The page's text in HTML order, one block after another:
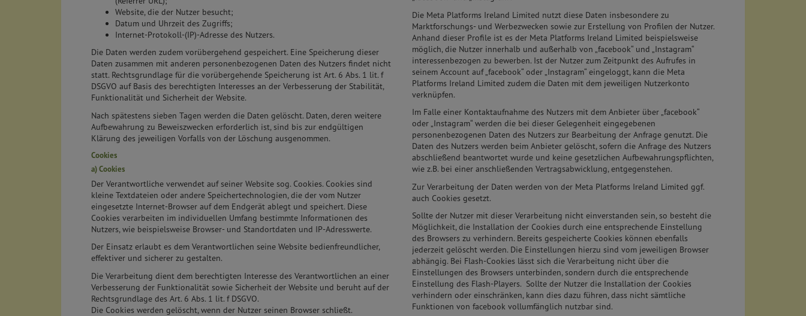
Website, die der Nutzer besucht;
Datum und Uhrzeit des Zugriffs;
Internet-Protokoll-(IP)-Adresse des Nutzers.
Die Daten werden zudem vorübergehend gespeichert. Eine Speicherung dieser
Daten zusammen mit anderen personenbezogenen Daten des Nutzers findet nicht
statt. Rechtsgrundlage für die vorübergehende Speicherung ist Art. 6 Abs. 1 lit. f
DSGVO auf Basis des berechtigten Interesses an der Verbesserung der Stabilität,
Funktionalität und Sicherheit der Website.
Nach spätestens sieben Tagen werden die Daten gelöscht. Daten, deren weitere
Aufbewahrung zu Beweiszwecken erforderlich ist, sind bis zur endgültigen
Klärung des jeweiligen Vorfalls von der Löschung ausgenommen.
Cookies
a) Cookies
Der Verantwortliche verwendet auf seiner Website sog. Cookies. Cookies sind
kleine Textdateien oder andere Speichertechnologien, die der vom Nutzer
eingesetzte Internet-Browser auf dem Endgerät ablegt und speichert. Diese
Cookies verarbeiten im individuellen Umfang bestimmte Informationen des
Nutzers, wie beispielsweise Browser- und Standortdaten und IP-Adresswerte.
Der Einsatz erlaubt es dem Verantwortlichen seine Website bedienfreundlicher,
effektiver und sicherer zu gestalten.
Die Verarbeitung dient dem berechtigten Interesse des Verantwortlichen an einer
Verbesserung der Funktionalität sowie Sicherheit der Website und beruht auf der
Rechtsgrundlage des Art. 6 Abs. 1 lit. f DSGVO.
Die Cookies werden gelöscht, wenn der Nutzer seinen Browser schließt.
Die Meta Platforms Ireland Limited nutzt diese Daten insbesondere zu
Marktforschungs- und Werbezwecken sowie zur Erstellung von Profilen der Nutzer.
Anhand dieser Profile ist es der Meta Platforms Ireland Limited beispielsweise
möglich, die Nutzer innerhalb und außerhalb von „facebook“ und „Instagram“
interessenbezogen zu bewerben. Ist der Nutzer zum Zeitpunkt des Aufrufes in
seinem Account auf „facebook“ oder „Instagram“ eingeloggt, kann die Meta
Platforms Ireland Limited zudem die Daten mit dem jeweiligen Nutzerkonto
verknüpfen.
Im Falle einer Kontaktaufnahme des Nutzers mit dem Anbieter über „facebook“
oder „Instagram“ werden die bei dieser Gelegenheit eingegebenen
personenbezogenen Daten des Nutzers zur Bearbeitung der Anfrage genutzt. Die
Daten des Nutzers werden beim Anbieter gelöscht, sofern die Anfrage des Nutzers
abschließend beantwortet wurde und keine gesetzlichen Aufbewahrungspflichten,
wie z.B. bei einer anschließenden Vertragsabwicklung, entgegenstehen.
Zur Verarbeitung der Daten werden von der Meta Platforms Ireland Limited ggf.
auch Cookies gesetzt.
Sollte der Nutzer mit dieser Verarbeitung nicht einverstanden sein, so besteht die
Möglichkeit, die Installation der Cookies durch eine entsprechende Einstellung
des Browsers zu verhindern. Bereits gespeicherte Cookies können ebenfalls
jederzeit gelöscht werden. Die Einstellungen hierzu sind vom jeweiligen Browser
abhängig. Bei Flash-Cookies lässt sich die Verarbeitung nicht über die
Einstellungen des Browsers unterbinden, sondern durch die entsprechende
Einstellung des Flash-Players. Sollte der Nutzer die Installation der Cookies
verhindern oder einschränken, kann dies dazu führen, dass nicht sämtliche
Funktionen von facebook vollumfänglich nutzbar sind.